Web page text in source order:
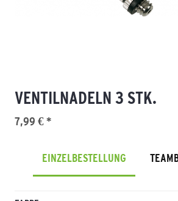
VENTILNADELN 3 STK.
7,99 € *
EINZELBESTELLUNG